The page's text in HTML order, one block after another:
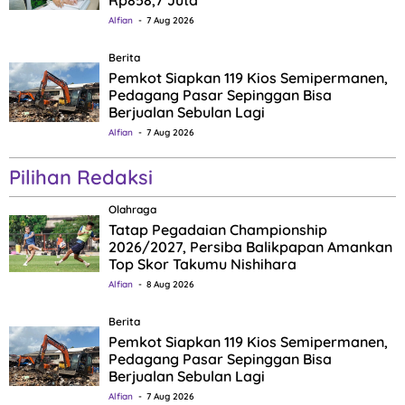
Alfian 7 Aug 2026
Berita
Pemkot Siapkan 119 Kios Semipermanen,
Pedagang Pasar Sepinggan Bisa
Berjualan Sebulan Lagi
Alfian 7 Aug 2026
Pilihan Redaksi
Olahraga
Tatap Pegadaian Championship
2026/2027, Persiba Balikpapan Amankan
Top Skor Takumu Nishihara
Alfian 8 Aug 2026
Berita
Pemkot Siapkan 119 Kios Semipermanen,
Pedagang Pasar Sepinggan Bisa
Berjualan Sebulan Lagi
Alfian 7 Aug 2026